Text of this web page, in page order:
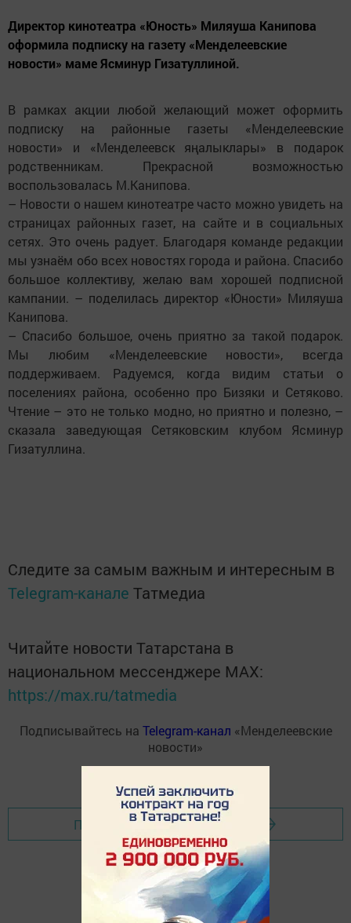
Директор кинотеатра «Юность» Миляуша Канипова
оформила подписку на газету «Менделеевские
новости» маме Ясминур Гизатуллиной.
В рамках акции любой желающий может оформить
подписку на районные газеты «Менделеевские
новости» и «Менделеевск яңалыклары» в подарок
родственникам. Прекрасной возможностью
воспользовалась М.Канипова.
– Новости о нашем кинотеатре часто можно увидеть на
страницах районных газет, на сайте и в социальных
сетях. Это очень радует. Благодаря команде редакции
мы узнаём обо всех новостях города и района. Спасибо
большое коллективу, желаю вам хорошей подписной
кампании. – поделилась директор «Юности» Миляуша
Канипова.
– Спасибо большое, очень приятно за такой подарок.
Мы любим «Менделеевские новости», всегда
поддерживаем. Радуемся, когда видим статьи о
поселениях района, особенно про Бизяки и Сетяково.
Чтение – это не только модно, но приятно и полезно, –
сказала заведующая Сетяковским клубом Ясминур
Гизатуллина.
Следите за самым важным и интересным в
Telegram-канале Татмедиа
Читайте новости Татарстана в
национальном мессенджере MАХ:
https://max.ru/tatmedia
Подписывайтесь на Telegram-канал «Менделеевские
новости»
Перейти на страницу новости